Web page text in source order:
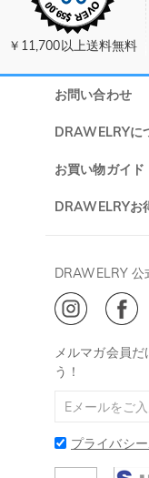
￥11,700以上送料無料
お問い合わせ
DRAWELRYに
DRAWELRYに
ご利用規約
ご特定商取引
お買い物ガイド
発送について
ジュエリーお
Drawelry Blog
DRAWELRYお
会員・ポイン
メルマガ会員
う！
プライバシ
DRAWELRY 公